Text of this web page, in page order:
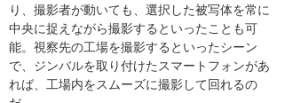
り、撮影者が動いても、選択した被写体を常に
中央に捉えながら撮影するといったことも可
能。視察先の工場を撮影するといったシーン
で、ジンバルを取り付けたスマートフォンがあ
れば、工場内をスムーズに撮影して回れるの